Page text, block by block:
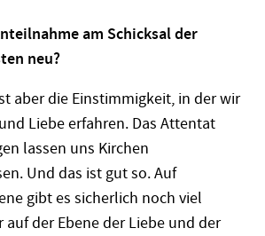
am Schicksal der
neu?
aber die Einstimmigkeit, in der wir
Liebe erfahren. Das Attentat
lassen uns Kirchen
Und das ist gut so. Auf
gibt es sicherlich noch viel
auf der Ebene der Liebe und der